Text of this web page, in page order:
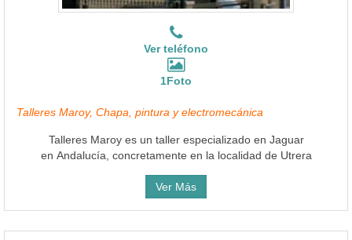
Ver teléfono
1Foto
Talleres Maroy, Chapa, pintura y electromecánica
Talleres Maroy es un taller especializado en Jaguar
en Andalucía, concretamente en la localidad de Utrera
Ver Más